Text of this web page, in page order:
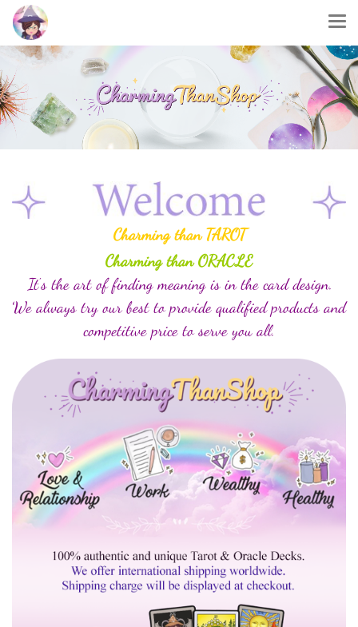
Charming than TAROT
Charming than ORACLE
It's the art of finding meaning is in the card design.
We always try our best to provide qualified products and
competitive price to serve you all.